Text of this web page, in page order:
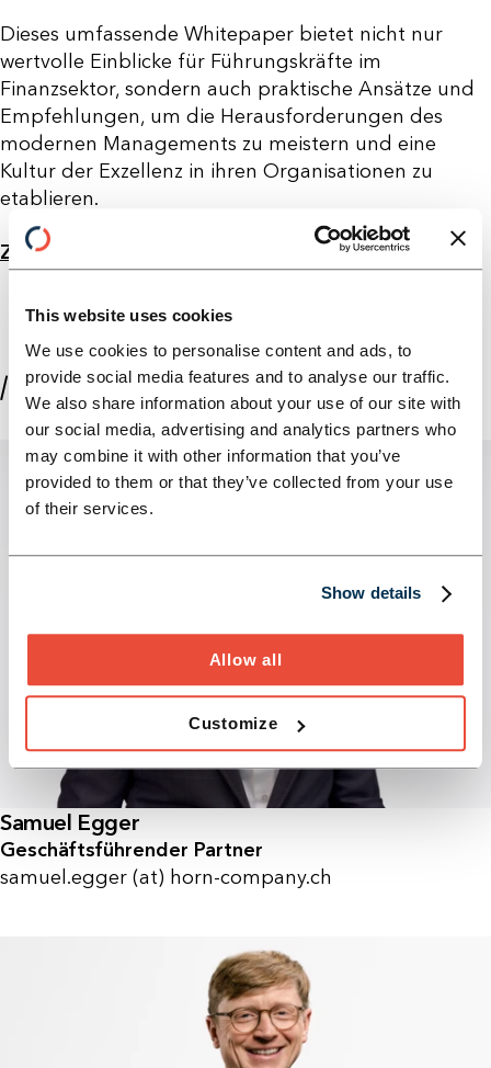
This website uses cookies
We use cookies to personalise content and ads, to
provide social media features and to analyse our traffic.
We also share information about your use of our site with
our social media, advertising and analytics partners who
may combine it with other information that you’ve
provided to them or that they’ve collected from your use
of their services.
Show details
Allow all
Customize
Dieses umfassende Whitepaper bietet nicht nur
wertvolle Einblicke für Führungskräfte im
Finanzsektor, sondern auch praktische Ansätze und
Empfehlungen, um die Herausforderungen des
modernen Managements zu meistern und eine
Kultur der Exzellenz in ihren Organisationen zu
etablieren.
ZUm Whitepaper
//ÜBER DIE AUTOR:INNEN
Samuel Egger
Geschäftsführender Partner
samuel.egger (at) horn-company.ch